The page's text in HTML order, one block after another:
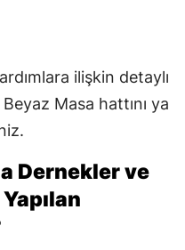
ilişkin detaylı
Masa hattını ya
Dernekler ve